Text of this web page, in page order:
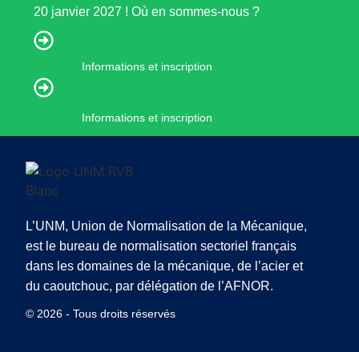
20 janvier 2027 ! Où en sommes-nous ?
Informations et inscription
Informations et inscription
L’UNM, Union de Normalisation de la Mécanique,
est le bureau de normalisation sectoriel français
dans les domaines de la mécanique, de l’acier et
du caoutchouc, par délégation de l’AFNOR.
© 2026 - Tous droits réservés